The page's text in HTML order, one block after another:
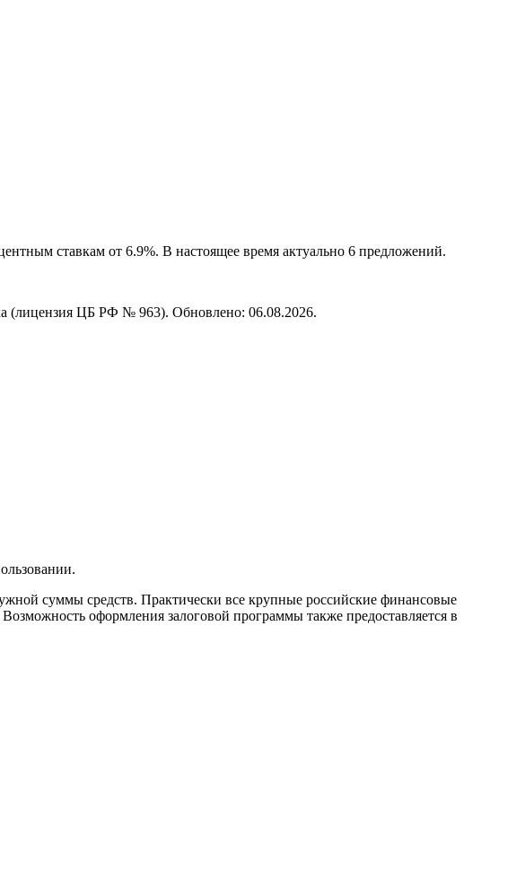
ставкам от 6.9%. В настоящее время актуально 6 предложений.
(лицензия ЦБ РФ № 963). Обновлено: 06.08.2026.
суммы средств. Практически все крупные российские финансовые
оформления залоговой программы также предоставляется в